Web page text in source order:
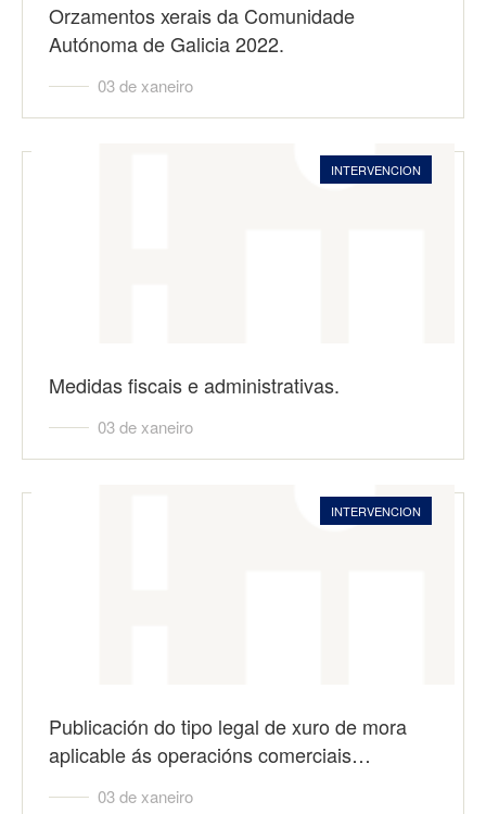
Orzamentos xerais da Comunidade
Autónoma de Galicia 2022.
03 de xaneiro
INTERVENCION
Medidas fiscais e administrativas.
03 de xaneiro
INTERVENCION
Publicación do tipo legal de xuro de mora
aplicable ás operacións comerciais…
03 de xaneiro